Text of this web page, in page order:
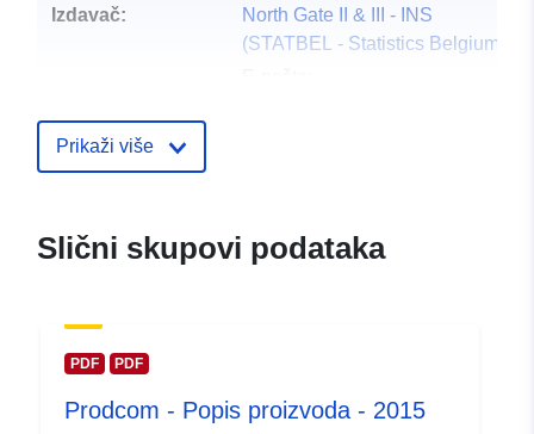
Izdavač:
North Gate II & III - INS
(STATBEL - Statistics Belgium)
Statistique - Statistics Belgium)
https://statbel.fgov.be/de
Prikaži više
Slični skupovi podataka
PDF PDF
Prodcom - Popis proizvoda - 2015